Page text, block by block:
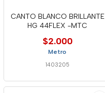
CANTO BLANCO BRILLANTE
HG 44FLEX -MTC
$2.000
Metro
1403205